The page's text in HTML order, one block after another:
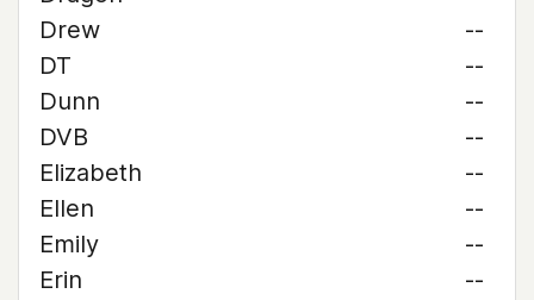
Drew
--
DT
--
Dunn
--
DVB
--
Elizabeth
--
Ellen
--
Emily
--
Erin
--